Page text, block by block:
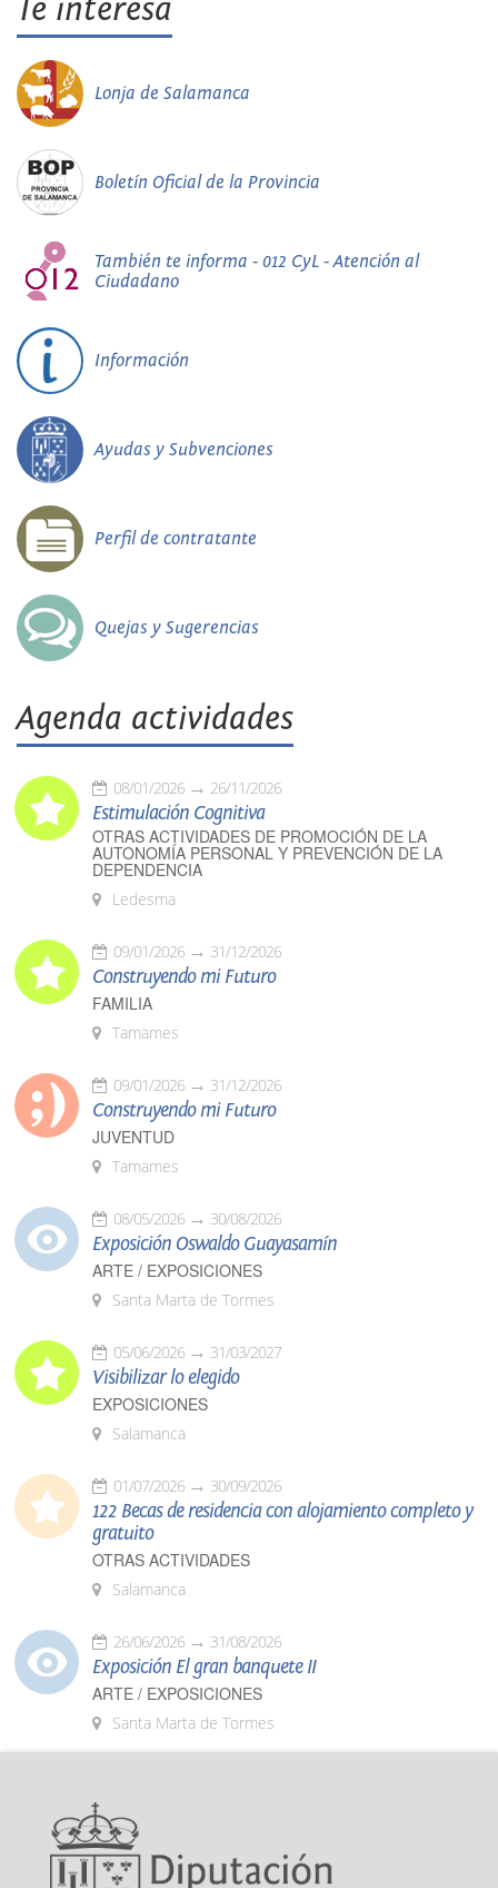
Te interesa
Lonja de Salamanca
Boletín Oficial de la Provincia
También te informa - 012 CyL - Atención al
Ciudadano
Información
Ayudas y Subvenciones
Perfil de contratante
Quejas y Sugerencias
Agenda actividades
08/01/2026 26/11/2026
Estimulación Cognitiva
OTRAS ACTIVIDADES DE PROMOCIÓN DE LA
AUTONOMÍA PERSONAL Y PREVENCIÓN DE LA
DEPENDENCIA
Ledesma
09/01/2026 31/12/2026
Construyendo mi Futuro
FAMILIA
Tamames
09/01/2026 31/12/2026
Construyendo mi Futuro
JUVENTUD
Tamames
08/05/2026 30/08/2026
Exposición Oswaldo Guayasamín
ARTE / EXPOSICIONES
Santa Marta de Tormes
05/06/2026 31/03/2027
Visibilizar lo elegido
EXPOSICIONES
Salamanca
01/07/2026 30/09/2026
122 Becas de residencia con alojamiento completo y
gratuito
OTRAS ACTIVIDADES
Salamanca
26/06/2026 31/08/2026
Exposición El gran banquete II
ARTE / EXPOSICIONES
Santa Marta de Tormes